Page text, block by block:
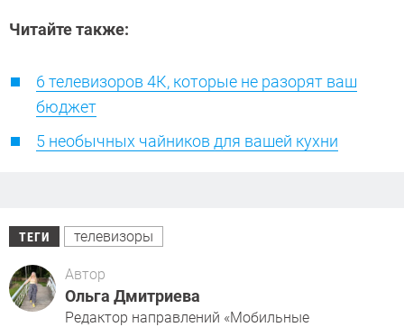
Читайте также:
6 телевизоров 4К, которые не разорят ваш
бюджет
5 необычных чайников для вашей кухни
ТЕГИ телевизоры
Автор
Ольга Дмитриева
Редактор направлений «Мобильные